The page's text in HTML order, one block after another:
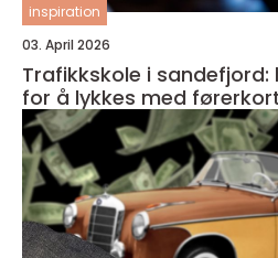
inspiration
03. April 2026
Trafikkskole i
for å lykkes med